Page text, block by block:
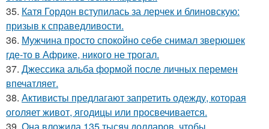
35. Катя Гордон вступилась за лерчек и блиновскую:
призыв к справедливости.
36. Мужчина просто спокойно себе снимал зверюшек
где-то в Африке, никого не трогал.
37. Джессика альба формой после личных перемен
впечатляет.
38. Активисты предлагают запретить одежду, которая
оголяет живот, ягодицы или просвечивается.
39. Она вложила 135 тысяч долларов, чтобы